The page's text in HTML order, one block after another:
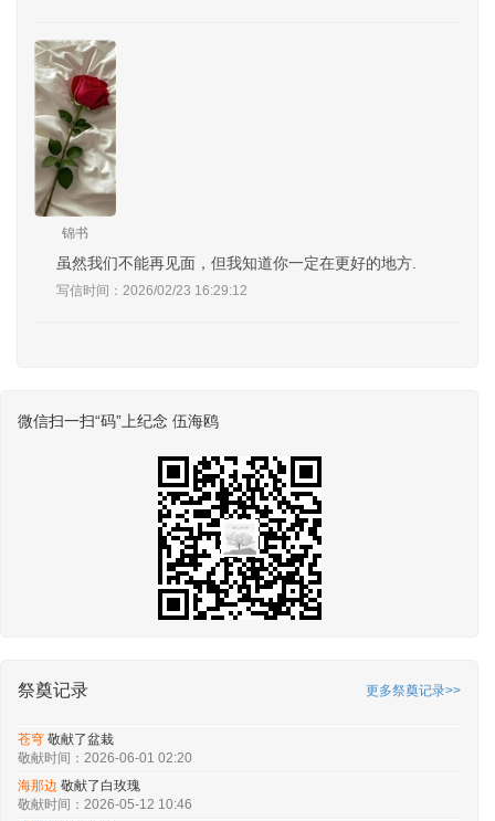
锦书
虽然我们不能再见面，但我知道你一定在更好的地方.
写信时间：2026/02/23 16:29:12
微信扫一扫“码”上纪念 伍海鸥
祭奠记录 更多祭奠记录>>
苍穹 敬献了盆栽
敬献时间：2026-06-01 02:20
海那边 敬献了白玫瑰
敬献时间：2026-05-12 10:46